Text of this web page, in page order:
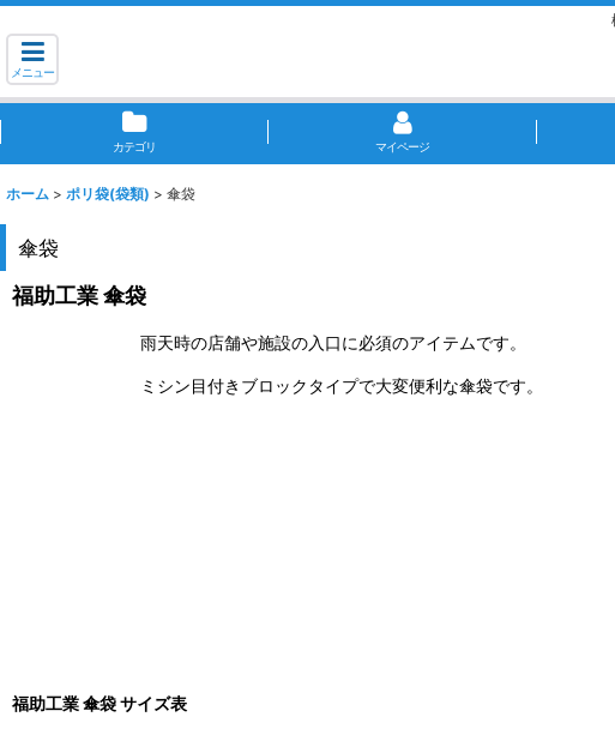
メニュー
カテゴリ マイページ
ホーム > ポリ袋(袋類) > 傘袋
傘袋
福助工業 傘袋
雨天時の店舗や施設の入口に必須のアイテムです。
ミシン目付きブロックタイプで大変便利な傘袋です。
福助工業 傘袋 サイズ表